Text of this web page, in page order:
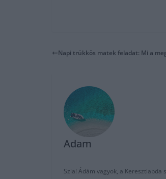
Napi trükkös matek feladat: Mi a
Adam
Szia! Ádám vagyok, a